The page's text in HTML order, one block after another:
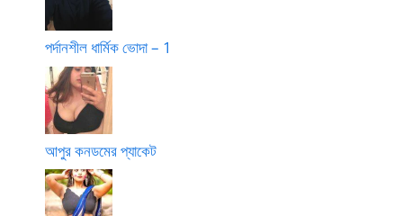
পর্দানশীল ধার্মিক ভোদা – 1
আপুর কনডমের প্যাকেট